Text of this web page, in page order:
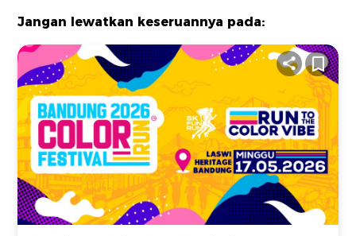
Jangan lewatkan keseruannya pada: